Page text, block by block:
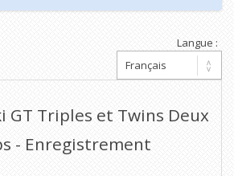
Langue :
GT Triples et Twins Deux
- Enregistrement